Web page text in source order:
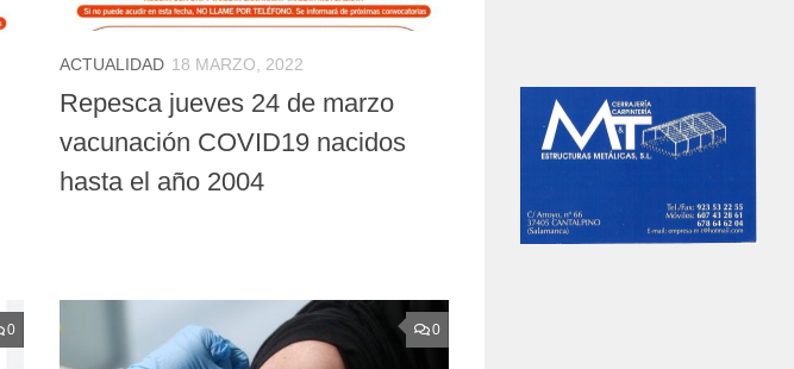
ACTUALIDAD 18 MARZO, 2022
Repesca jueves 24 de marzo
vacunación COVID19 nacidos
hasta el año 2004
0 0